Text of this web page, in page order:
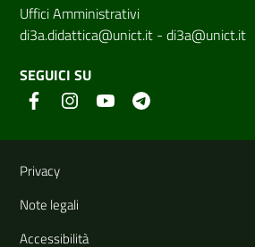
Uffici Amministrativi
di3a.didattica@unict.it - di3a@unict.it
SEGUICI SU
Link e informazioni utili
Privacy
Note legali
Accessibilità